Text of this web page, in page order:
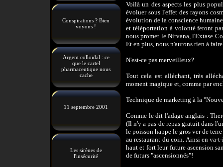
Conspirations ? Bien
voyons !
Argent colloïdal : ce
que le cartel
pharmaceutique nous
cache
11 septembre 2001
Les sirènes de
l'insécurité
Voilà un des aspects les plus
évoluer sous l'effet des rayons
évolution de la conscience
et téléportation à volonté feront
nous promet le Nirvana, l'Extase
Et en plus, nous n'aurons rien à
N'est-ce pas merveilleux?
Tout cela est alléchant, très
moment magique et, comme par
Technique de marketing à la
Comme le dit l'adage anglais :
(Il n'y a pas de repas gratuit dans
le poisson happe le gros ver de
au restaurant du coin. Ainsi en va-
haut et fort leur future ascension
de futurs "ascensionnés"!